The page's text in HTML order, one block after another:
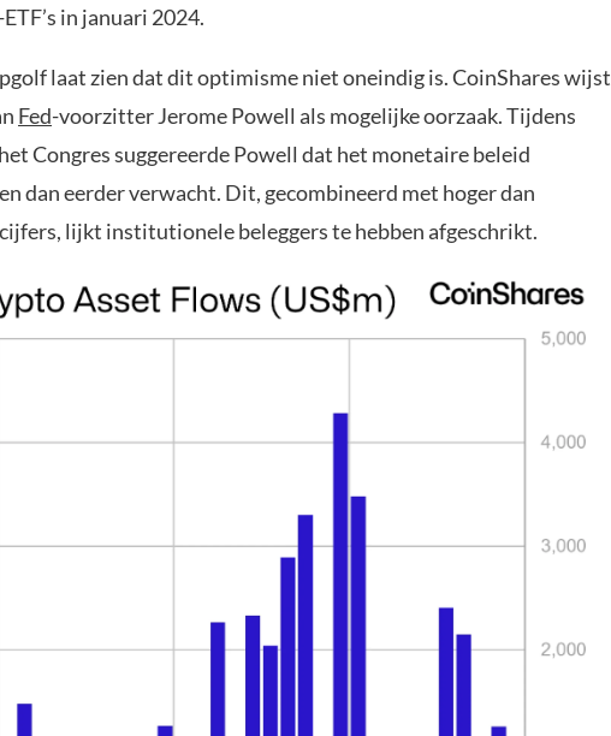
in januari 2024.
laat zien dat dit optimisme niet oneindig is. CoinShares wijst
Fed-voorzitter Jerome Powell als mogelijke oorzaak. Tijdens
Congres suggereerde Powell dat het monetaire beleid
dan eerder verwacht. Dit, gecombineerd met hoger dan
lijkt institutionele beleggers te hebben afgeschrikt.